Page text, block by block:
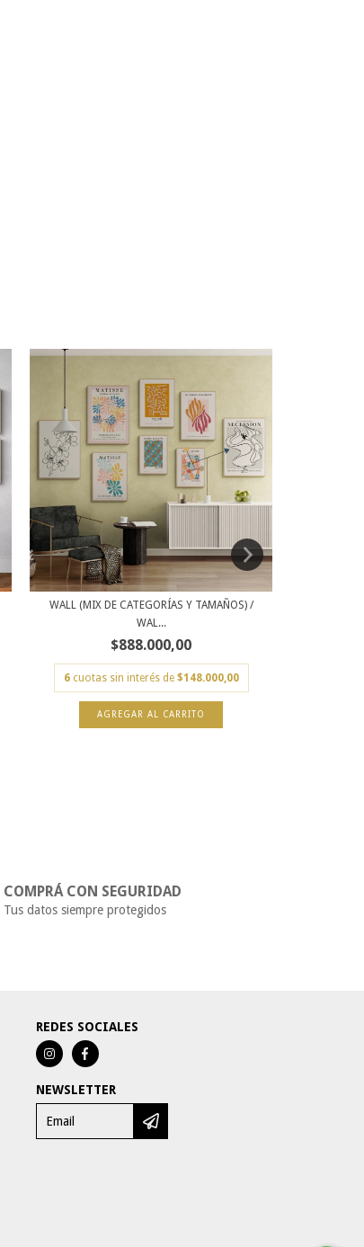
WALL (MIX DE CATEGORÍAS Y TAMAÑOS) /
WAL...
$888.000,00
6 cuotas sin interés de $148.000,00
COMPRÁ CON SEGURIDAD
Tus datos siempre protegidos
REDES SOCIALES
NEWSLETTER